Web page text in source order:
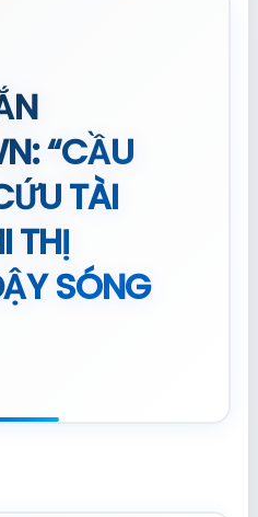
“CẦU
TÀI
THỊ
SÓNG